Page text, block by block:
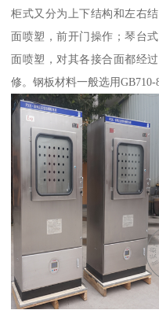
柜式又分为上下结构和左右
面喷塑，前开门操作；琴台
面喷塑，对其各接合面都经
修。钢板材料一般选用GB710-